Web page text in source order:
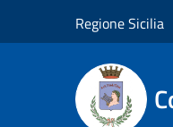
Regione Sicilia